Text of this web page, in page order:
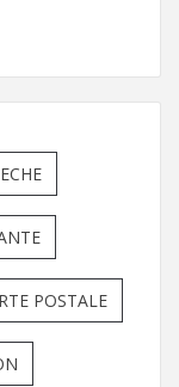
POSTALE